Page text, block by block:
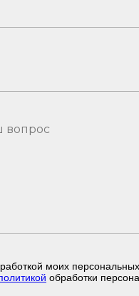
моих
обработки